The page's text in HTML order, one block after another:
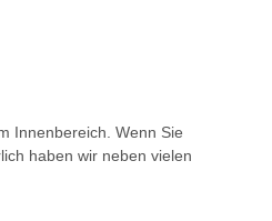
Innenbereich. Wenn Sie
haben wir neben vielen